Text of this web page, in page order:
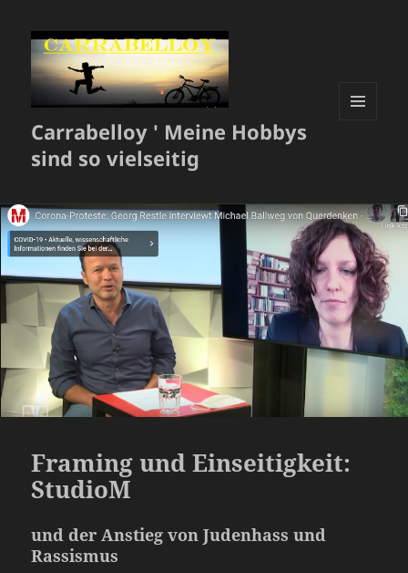
Carrabelloy ' Meine Hobbys
sind so vielseitig
Framing und Einseitigkeit:
StudioM
und der Anstieg von Judenhass und
Rassismus